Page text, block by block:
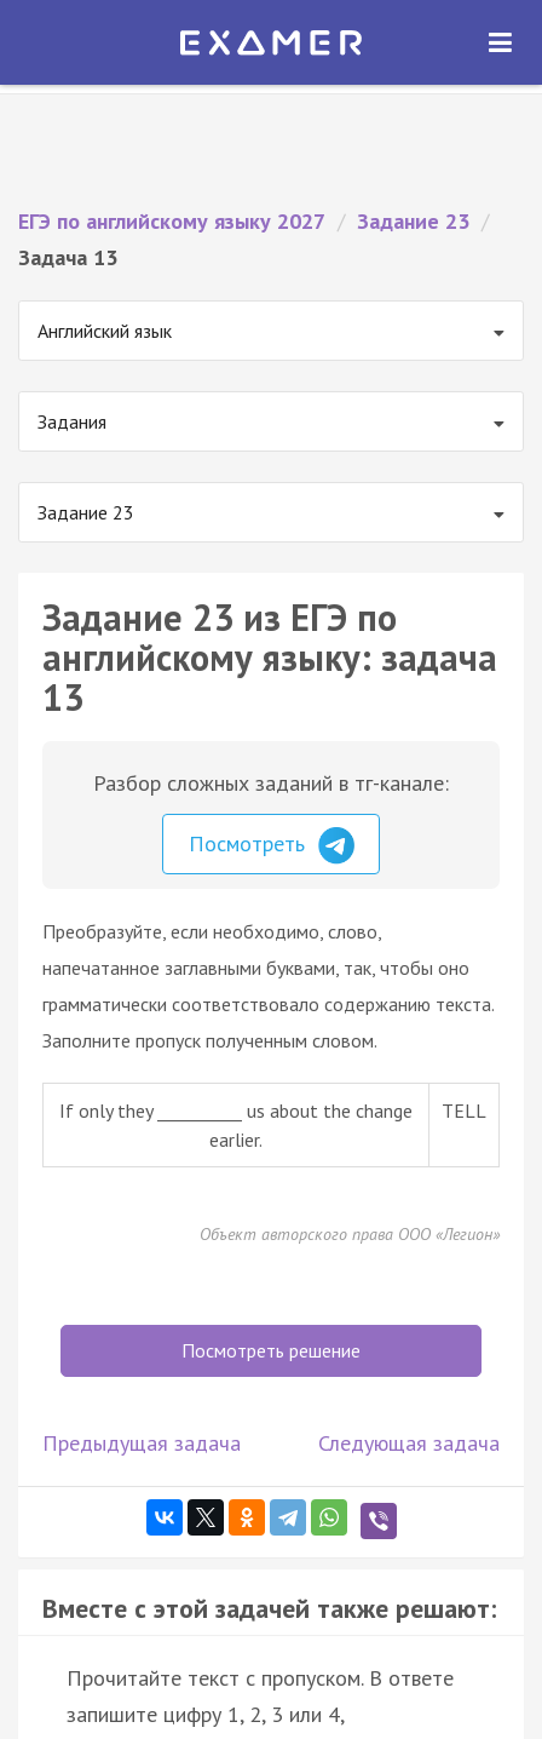
Экзамер — ЕГЭ 2027
ОТКРЫТЬ
ЕГЭ по английскому языку 2027 / Задание 23 /
Задача 13
Английский язык
Задания
Задание 23
Задание 23 из ЕГЭ по
английскому языку: задача
13
Разбор сложных заданий в тг-канале:
Посмотреть
Преобразуйте, если необходимо, слово,
напечатанное заглавными буквами, так, чтобы оно
грамматически соответствовало содержанию текста.
Заполните пропуск полученным словом.
If only they __________ us about the change
earlier.
TELL
Объект авторского права ООО «Легион»
Посмотреть решение
Предыдущая задача Следующая задача
Вместе с этой задачей также решают:
Прочитайте текст с пропуском. В ответе
запишите цифру 1, 2, 3 или 4,